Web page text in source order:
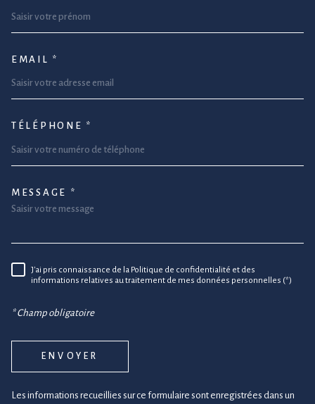
EMAIL *
TÉLÉPHONE *
TRAD_MELTEM_VOREDEMANDE
MESSAGE *
RÈGLEMENTATION
J'ai pris connaissance de la Politique de confidentialité et des
informations relatives au traitement de mes données personnelles (*)
* Champ obligatoire
ENVOYER
Les informations recueillies sur ce formulaire sont enregistrées dans un